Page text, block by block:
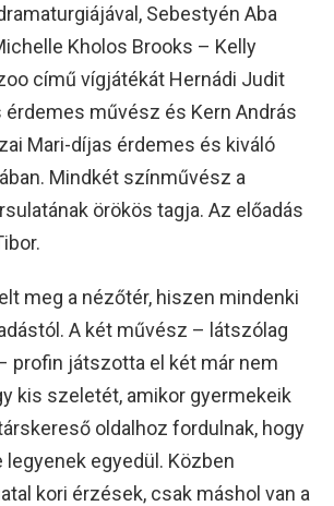
Sebestyén Aba
Kholos Brooks – Kelly
című vígjátékát Hernádi Judit
érdemes művész és Kern András
Mari-díjas érdemes és kiváló
Mindkét színművész a
örökös tagja. Az előadás
meg a nézőtér, hiszen mindenki
A két művész – látszólag
profin játszotta el két már nem
kis szeletét, amikor gyermekeik
oldalhoz fordulnak, hogy
legyenek egyedül. Közben
kori érzések, csak máshol van a